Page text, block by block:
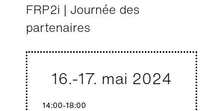
FRP2i | Journée des
partenaires
16.-17. mai 2024
14:00-18:00